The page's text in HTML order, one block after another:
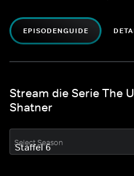
EPISODENGUIDE
Stream die Serie The
Shatner
Select Season